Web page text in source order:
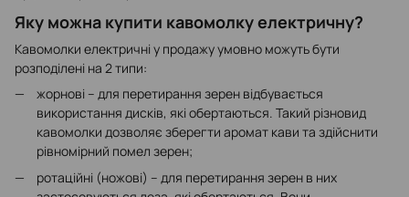
Яку можна купити кавомолку електричну?
Кавомолки електричні у продажу умовно можуть бути
розподілені на 2 типи:
жорнові – для перетирання зерен відбувається
використання дисків, які обертаються. Такий різновид
кавомолки дозволяє зберегти аромат кави та здійснити
рівномірний помел зерен;
ротаційні (ножові) – для перетирання зерен в них